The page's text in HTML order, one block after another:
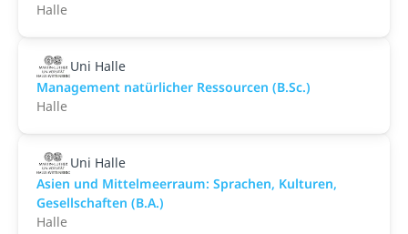
Halle
Uni Halle
Management natürlicher Ressourcen (B.Sc.)
Halle
Uni Halle
Asien und Mittelmeerraum: Sprachen, Kulturen,
Gesellschaften (B.A.)
Halle